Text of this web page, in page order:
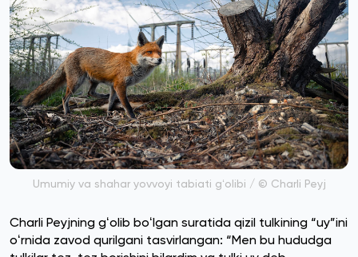
Umumiy va shahar yovvoyi tabiati gʻolibi / © Charli Peyj
Charli Peyjning gʻolib boʻlgan suratida qizil tulkining “uy”ini
oʻrnida zavod qurilgani tasvirlangan: “Men bu hududga